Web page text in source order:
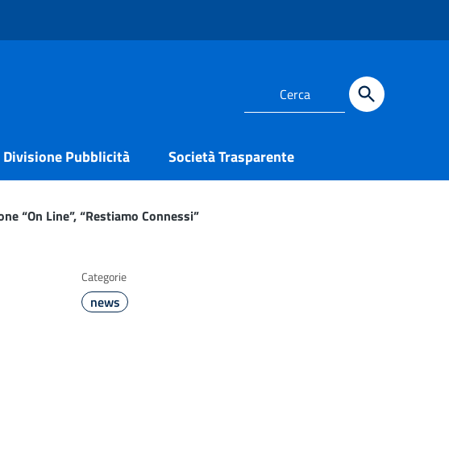
Divisione Pubblicità Società Trasparente
“On Line”, “Restiamo Connessi”
Categorie
news